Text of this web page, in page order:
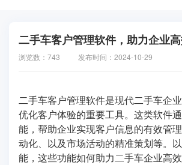
二手车客户管理软件，助力企业
浏览数：743 发布时间：2024-10-29
二手车客户管理软件是现代二手车企业
优化客户体验的重要工具。这类软件
能，帮助企业实现客户信息的有效管
动化、以及市场活动的精准策划等。
能，这些功能如何助力二手车企业高